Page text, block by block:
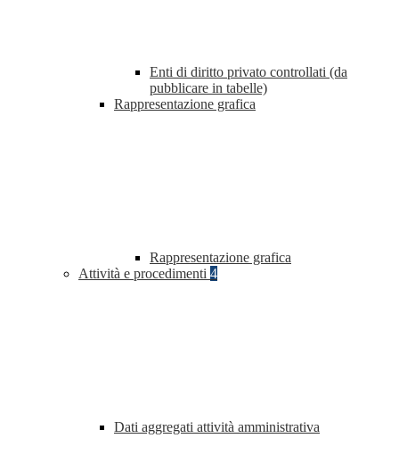
Enti di diritto privato controllati (da
pubblicare in tabelle)
Rappresentazione grafica
Rappresentazione grafica
Attività e procedimenti 4
Dati aggregati attività amministrativa